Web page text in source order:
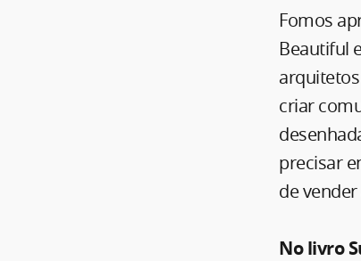
Fomos
Beautiful
criar
precisar
de
No livro